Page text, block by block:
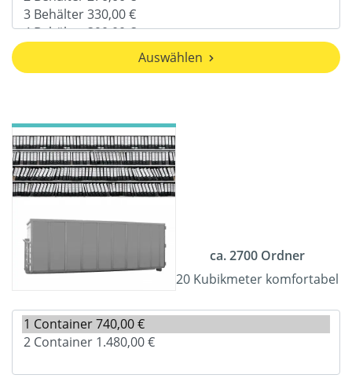
Auswählen
ca. 2700 Ordner
20 Kubikmeter komfortabel